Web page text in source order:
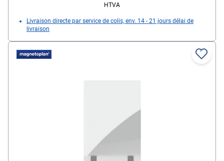
HTVA
Livraison directe par service de colis, env. 14 - 21 jours délai de
livraison